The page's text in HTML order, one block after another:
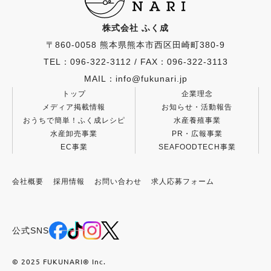
株式会社 ふく成
〒860-0058 熊本県熊本市西区田崎町380-9
TEL：096-322-3112 / FAX：096-322-3113
MAIL：info@fukunari.jp
トップ
企業理念
メディア掲載情報
お知らせ・活動報告
おうちで簡単！ふく成レシピ
水産養殖事業
水産卸売事業
PR・広報事業
EC事業
SEAFOODTECH事業
会社概要 採用情報 お問い合わせ 求人応募フォーム
公式SNS
© 2025 FUKUNARI®︎ Inc.